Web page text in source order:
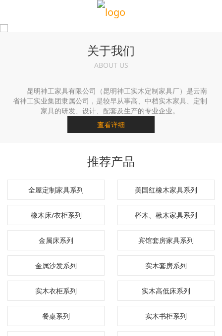
关于我们
ABOUT US
昆明神工家具有限公司（昆明神工实木定制家具厂）是云南
省神工实业集团隶属公司，是较早从事高、中档实木家具、定制
家具的研发、设计、配套及生产的专业企业。
查看详细
推荐产品
全屋定制家具系列 美国红橡木家具系列
橡木床/衣柜系列 榉木、楸木家具系列
金属床系列 宾馆套房家具系列
金属沙发系列 实木套房系列
实木衣柜系列 实木高低床系列
餐桌系列 实木书柜系列